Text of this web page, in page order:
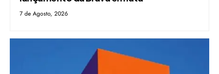
7 de Agosto, 2026